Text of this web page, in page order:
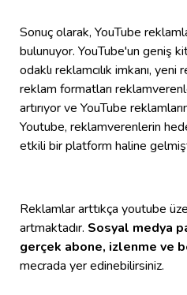
Sonuç olarak, YouTube
bulunuyor. YouTube'un geniş
odaklı reklamcılık imkanı,
reklam formatları
artırıyor ve YouTube
Youtube, reklamverenlerin
etkili bir platform haline
Reklamlar arttıkça youtube
artmaktadır. Sosyal medya
gerçek abone, izlenme ve
mecrada yer edinebilirsiniz.